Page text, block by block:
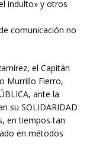
indulto» y otros
comunicación no
el Capitán
Murrillo Fierro,
ante la
su SOLIDARIDAD
en tiempos tan
en métodos